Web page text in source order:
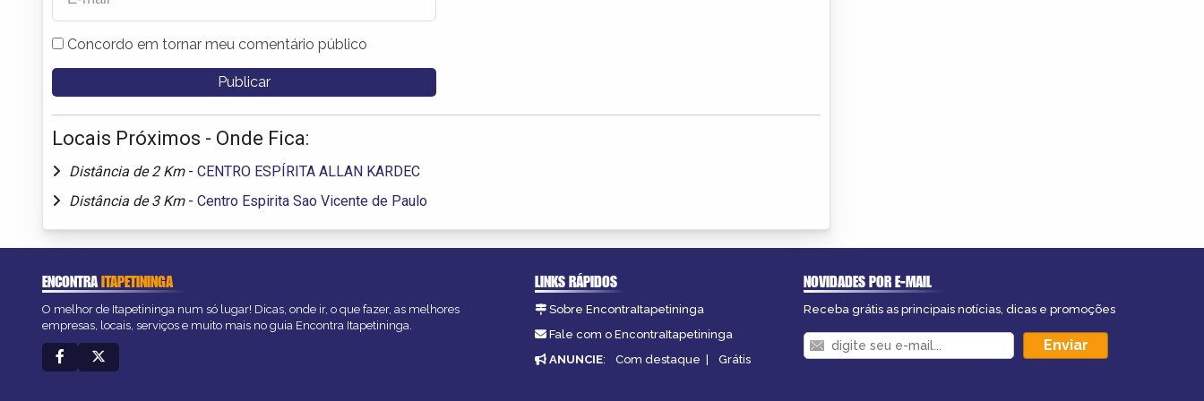
Concordo em tornar meu comentário público
Locais Próximos - Onde Fica:
Distância de 2 Km - CENTRO ESPÍRITA ALLAN KARDEC
Distância de 3 Km - Centro Espirita Sao Vicente de Paulo
ENCONTRAITAPETININGA
O melhor de Itapetininga num só lugar! Dicas, onde ir, o que fazer, as melhores
empresas, locais, serviços e muito mais no guia Encontra Itapetininga.
LINKS RÁPIDOS
Sobre EncontraItapetininga
Fale com o EncontraItapetininga
ANUNCIE: Com destaque | Grátis
NOVIDADES POR E-MAIL
Receba grátis as principais notícias, dicas e promoções